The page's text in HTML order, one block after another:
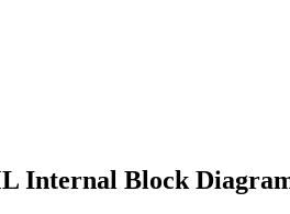
Internal Block